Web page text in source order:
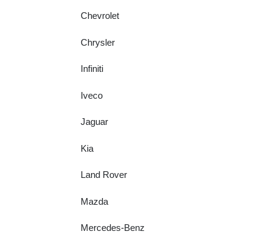
Chevrolet
Chrysler
Infiniti
Iveco
Jaguar
Kia
Land Rover
Mazda
Mercedes-Benz